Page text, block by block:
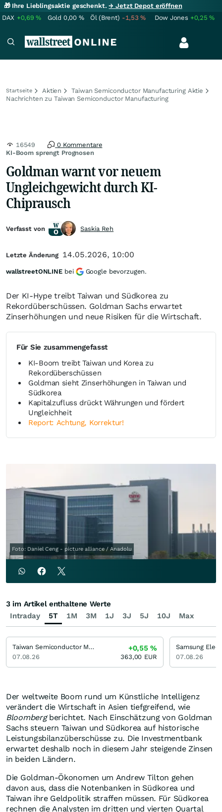
🎁 Ihre Lieblingsaktie geschenkt.→ Jetzt Depot eröffnen
DAX +0,69% Gold 0,00 % Öl (Brent) -1,53% Dow Jones +0,25%
Startseite Aktien
Taiwan Semiconductor Manufacturing Aktie
Nachrichten zu Taiwan Semiconductor Manufacturing
KI-Boom sprengt Prognosen
16549 0 Kommentare
Goldman warnt vor neuem
Ungleichgewicht durch KI-
Chiprausch
Der KI-Hype treibt Taiwan und Südkorea zu
Rekordüberschüssen. Goldman Sachs erwartet
Zinserhöhungen und neue Risiken für die Wirtschaft.
Für Sie zusammengefasst
KI-Boom treibt Taiwan und Korea zu
Rekordüberschüssen
Goldman sieht Zinserhöhungen in Taiwan und
Südkorea
Kapitalzufluss drückt Währungen und fördert
Ungleichheit
Report: Achtung, Korrektur!
Foto: Daniel Ceng - picture alliance / Anadolu
Der weltweite Boom rund um Künstliche Intelligenz
verändert die Wirtschaft in Asien tiefgreifend, wie
Bloombergberichtet. Nach Einschätzung von Goldman
Sachs steuern Taiwan und Südkorea auf historische
Leistungsbilanzüberschüsse zu. Die Investmentbank
erwartet deshalb noch in diesem Jahr steigende Zinsen
in beiden Ländern.
Die Goldman-Ökonomen um Andrew Tilton gehen
davon aus, dass die Notenbanken in Südkorea und
Taiwan ihre Geldpolitik straffen müssen. Für Südkorea
rechnen die Analysten im dritten und vierten Quartal
Verfasst von Saskia Reh
Letzte Änderung 14.05.2026, 10:00
wallstreetONLINE bei Google bevorzugen.
Intraday 5T 1M 3M 1J 3J 5J 10J Max
3 im Artikel enthaltene Werte
Taiwan Semiconductor Manufacturing
07.08.26
+0,55%
363,00 EUR 07.08.26